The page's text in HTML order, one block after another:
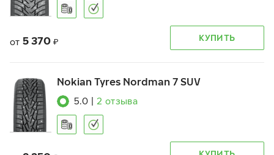
от 5 370 ₽ КУПИТЬ
Nokian Tyres Nordman 7 SUV
5.0 2 отзыва